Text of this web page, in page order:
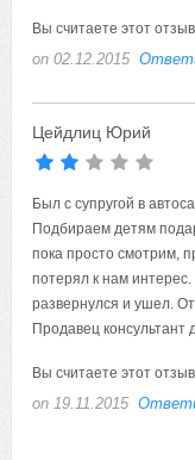
Вы считаете этот
on 02.12.2015
Цейдлиц Юрий
Был с супругой в
Подбираем детям
пока просто смотрим,
потерял к нам
развернулся и ушел.
Продавец консультант
Вы считаете этот
on 19.11.2015